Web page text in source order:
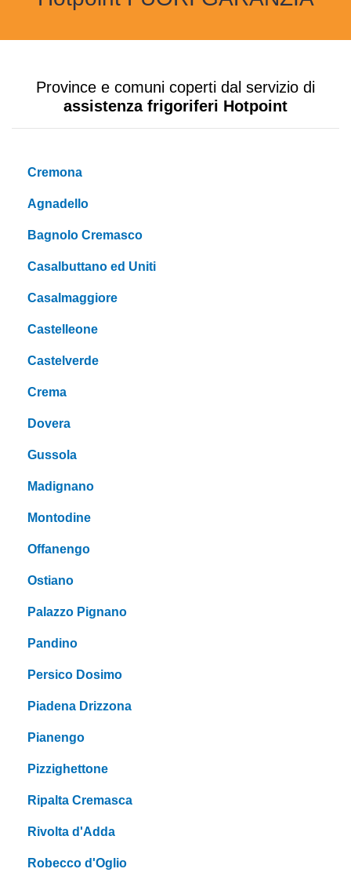
Province e comuni coperti dal servizio di
assistenza frigoriferi Hotpoint
Cremona
Agnadello
Bagnolo Cremasco
Casalbuttano ed Uniti
Casalmaggiore
Castelleone
Castelverde
Crema
Dovera
Gussola
Madignano
Montodine
Offanengo
Ostiano
Palazzo Pignano
Pandino
Persico Dosimo
Piadena Drizzona
Pianengo
Pizzighettone
Ripalta Cremasca
Rivolta d'Adda
Robecco d'Oglio